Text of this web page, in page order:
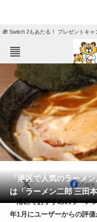
🎁 Switch 2もあたる！ プレゼントキャ
ねとらぼメニュー
TOP
エンタメ
グルメ
住まい
動物
会員記事
メディア
注目記事を集めた総合ペー
「港区で人気のラーメ
は「ラーメン二郎 三田
X Share
港区でおすすめのラーメ
年1月にユーザーからの評